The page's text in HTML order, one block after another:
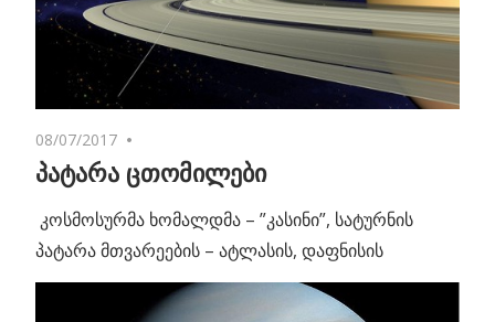
08/07/2017
პატარა ცთომილები
კოსმოსურმა ხომალდმა – ”კასინი”, სატურნის
პატარა მთვარეების – ატლასის, დაფნისის